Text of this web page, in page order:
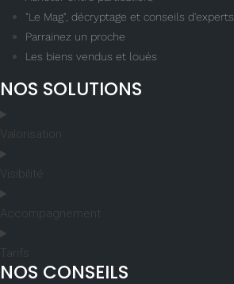
"Le Mag", décryptage et conseils d'experts
Parrainez un proche
Les biens vendus et loués
NOS SOLUTIONS
Valorisation
Visibilité
Accompagnement
Tarifs
NOS CONSEILS